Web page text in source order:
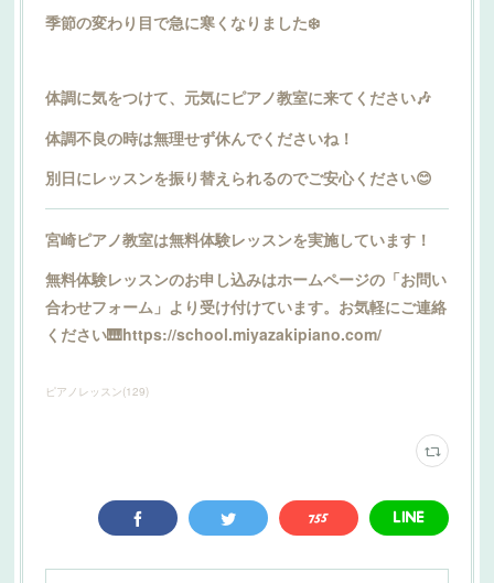
季節の変わり目で急に寒くなりました❄️
体調に気をつけて、元気にピアノ教室に来てください🎶
体調不良の時は無理せず休んでくださいね！
別日にレッスンを振り替えられるのでご安心ください😊
宮崎ピアノ教室は無料体験レッスンを実施しています！
無料体験レッスンのお申し込みはホームページの「お問い
合わせフォーム」より受け付けています。お気軽にご連絡
ください🎹https://school.miyazakipiano.com/
ピアノレッスン(129)